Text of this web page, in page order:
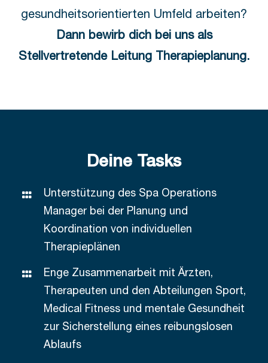
gesundheitsorientierten Umfeld arbeiten?
Dann bewirb dich bei uns als
Stellvertretende Leitung Therapieplanung.
Deine Tasks
Unterstützung des Spa Operations
Manager bei der Planung und
Koordination von individuellen
Therapieplänen
Enge Zusammenarbeit mit Ärzten,
Therapeuten und den Abteilungen Sport,
Medical Fitness und mentale Gesundheit
zur Sicherstellung eines reibungslosen
Ablaufs